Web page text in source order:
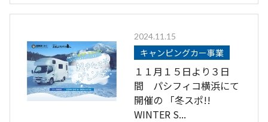
2024.11.15
キャンピングカー事業
１１月１５日より３日
間 パシフィコ横浜にて
開催の 「冬スポ!!
WINTER S...